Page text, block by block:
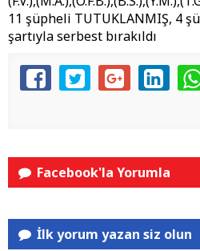
11 şüpheli TUTUKLANMIŞ, 4
şartıyla serbest bırakıldı
Facebook'la Yorumla
İlk yorum yazan siz olun